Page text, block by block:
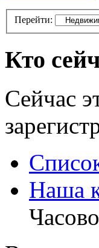
Перейти:
Кто
Сейчас
Наша